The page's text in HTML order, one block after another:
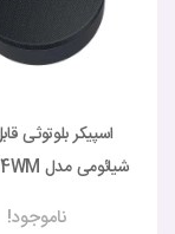
اسپیکر بلوتوثی
شیائومی مدل XMYX04WM
ناموجود!